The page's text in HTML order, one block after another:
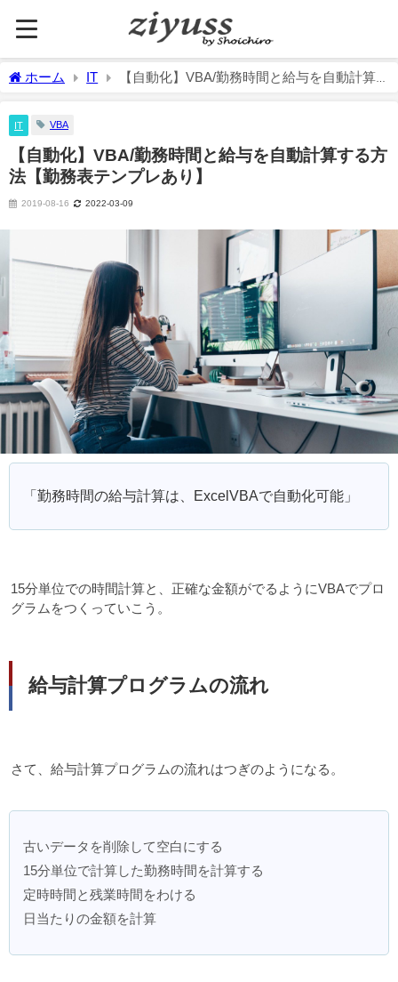
ホーム IT
【自動化】VBA/勤務時間と給与を自動計算
IT VBA
【自動化】VBA/勤務時間と給与を自動計算する方
法【勤務表テンプレあり】
2019-08-16 2022-03-09
「勤務時間の給与計算は、ExcelVBAで自動化可能」
15分単位での時間計算と、正確な金額がでるようにVBAでプロ
グラムをつくっていこう。
給与計算プログラムの流れ
さて、給与計算プログラムの流れはつぎのようになる。
古いデータを削除して空白にする
15分単位で計算した勤務時間を計算する
定時時間と残業時間をわける
日当たりの金額を計算